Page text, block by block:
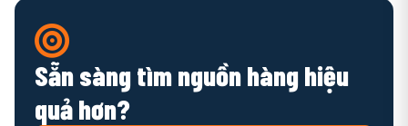
Sẵn sàng tìm nguồn hàng hiệu
quả hơn?